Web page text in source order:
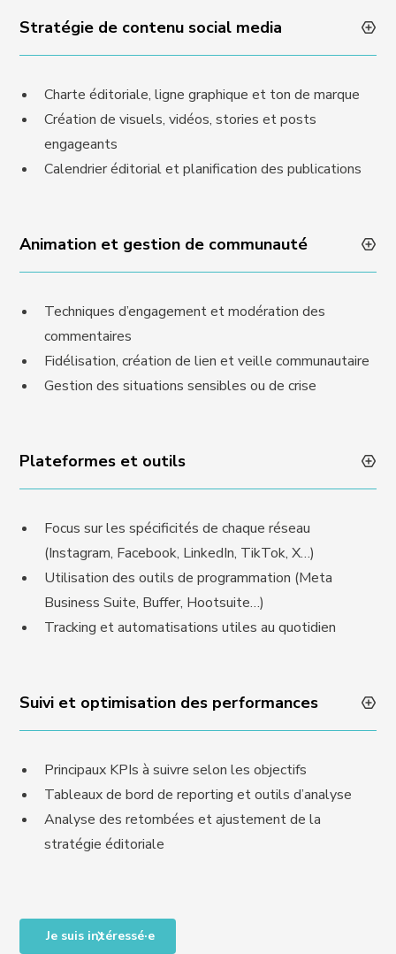
Stratégie de contenu social media
Charte éditoriale, ligne graphique et ton de marque
Création de visuels, vidéos, stories et posts
engageants
Calendrier éditorial et planification des publications
Animation et gestion de communauté
Techniques d’engagement et modération des
commentaires
Fidélisation, création de lien et veille communautaire
Gestion des situations sensibles ou de crise
Plateformes et outils
Focus sur les spécificités de chaque réseau
(Instagram, Facebook, LinkedIn, TikTok, X…)
Utilisation des outils de programmation (Meta
Business Suite, Buffer, Hootsuite…)
Tracking et automatisations utiles au quotidien
Suivi et optimisation des performances
Principaux KPIs à suivre selon les objectifs
Tableaux de bord de reporting et outils d’analyse
Analyse des retombées et ajustement de la
stratégie éditoriale
Je suis intéressé·e